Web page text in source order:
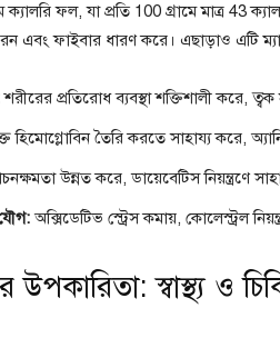
ফল, যা প্রতি 100 গ্রামে মাত্র 43
এবং ফাইবার ধারণ করে। এছাড়াও এটি
শরীরের প্রতিরোধ ব্যবস্থা শক্তিশালী করে, ত্বক
হিমোগ্লোবিন তৈরি করতে সাহায্য করে,
উন্নত করে, ডায়েবেটিস নিয়ন্ত্রণে
অক্সিডেটিভ স্ট্রেস কমায়, কোলেস্ট্রল
স্বাস্থ্য ও